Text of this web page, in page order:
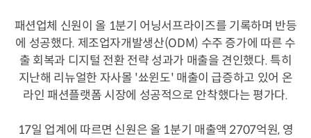
패션업체 신원이 올 1분기 어닝서프라이즈를 기록하며 반등
에 성공했다. 제조업자개발생산(ODM) 수주 증가에 따른 수
출 회복과 디지털 전환 전략 성과가 매출을 견인했다. 특히
지난해 리뉴얼한 자사몰 '쑈윈도' 매출이 급증하고 있어 온
라인 패션플랫폼 시장에 성공적으로 안착했다는 평가다.
17일 업계에 따르면 신원은 올 1분기 매출액 2707억원, 영